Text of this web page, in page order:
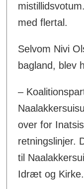
med flertal.
Selvom Nivi
bagland, blev
–
over for
retningslinjer.
til
Idræt og Kirke.